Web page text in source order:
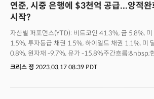
통제하겠다는 연준의 목표를 상기하면서도 은행 위기
주는지 주시해야 한다고 밝혔다. 윌리엄스 총재는 "인
변화가 성장과 고용, 그리고 인플레이션 전망에 미치
것이다."라며 일련의 사건이 경제 펀더멘탈을 흔들 수
슈왑, 1987년 이후 최악의 달[3:05pm ET]은행 혼란
투자심리가 빠르게 개선되고 있지만 은행주들은 여전
연준, 시중 은행에 $3천억 공급...양적완
시작?
자산별 퍼포먼스(YTD): 비트코인 41.3%, 금 5.8%,
1.5%, 투자등급 채권 1.5%, 하이일드 채권 1.1%, 미
0.8%, 원자재 -9.7%, 유가 -15.8%주간흐름:&nbsp;
유입. 금 6억 달러 유입. 주식 2600만 달러 유출. 채권
크리스 정 2023.03.17 08:39 PDT